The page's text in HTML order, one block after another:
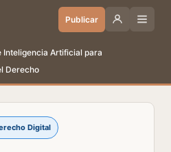
Publicar
Inteligencia Artificial para
Derecho
Digital